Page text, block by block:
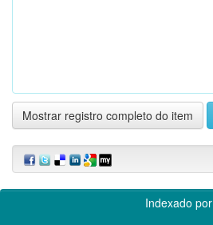
Mostrar registro completo do item
Indexado por